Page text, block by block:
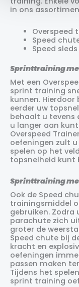
in ons
Overspeed
Speed
Speed sleds
Sprinttraining
Met een
sprint training
kunnen.
eerder uw
behaalt u tevens
u langer aan
Overspeed
oefeningen zult
spelen op het
topsnelheid kunt
Sprinttraining
Ook de Speed
trainingsmiddel
gebruiken.
parachute zich
groter de
Speed chute bij
kracht en
oefeningen
passen maken
Tijdens het
sprint training